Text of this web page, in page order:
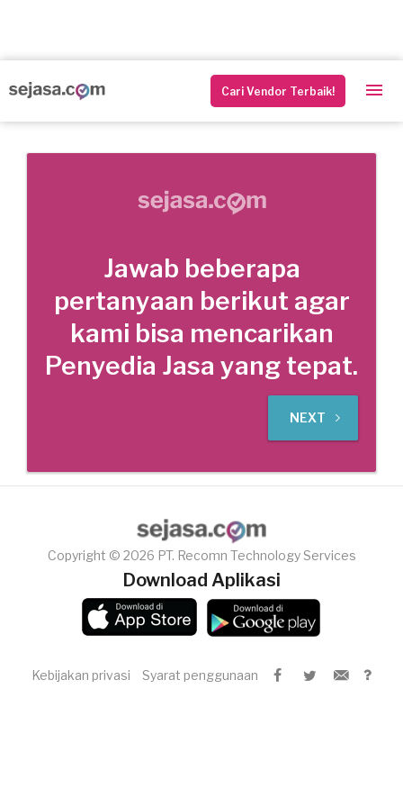
Cari Vendor Terbaik!
Jawab beberapa
pertanyaan berikut agar
kami bisa mencarikan
Penyedia Jasa yang tepat.
NEXT
Copyright © 2026 PT. Recomn Technology Services
Download Aplikasi
Kebijakan privasi Syarat penggunaan